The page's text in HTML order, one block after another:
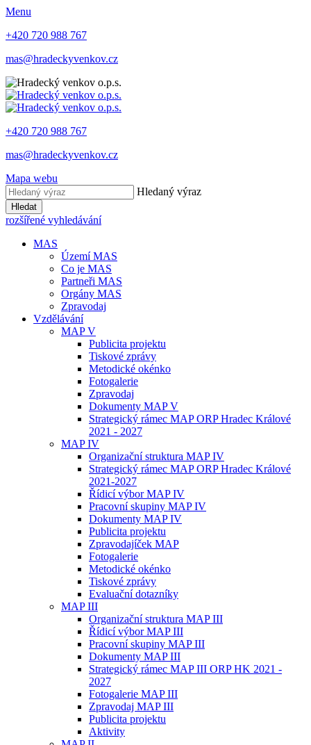
Menu
+420 720 988 767
mas@hradeckyvenkov.cz
+420 720 988 767
mas@hradeckyvenkov.cz
Mapa webu
Hledaný výraz
Hledat
rozšířené vyhledávání
MAS
Území MAS
Co je MAS
Partneři MAS
Orgány MAS
Zpravodaj
Vzdělávání
MAP V
Publicita projektu
Tiskové zprávy
Metodické okénko
Fotogalerie
Zpravodaj
Dokumenty MAP V
Strategický rámec MAP ORP Hradec Králové
2021 - 2027
MAP IV
Organizační struktura MAP IV
Strategický rámec MAP ORP Hradec Králové
2021-2027
Řídicí výbor MAP IV
Pracovní skupiny MAP IV
Dokumenty MAP IV
Publicita projektu
Zpravodajíček MAP
Fotogalerie
Metodické okénko
Tiskové zprávy
Evaluační dotazníky
MAP III
Organizační struktura MAP III
Řídicí výbor MAP III
Pracovní skupiny MAP III
Dokumenty MAP III
Strategický rámec MAP III ORP HK 2021 -
2027
Fotogalerie MAP III
Zpravodaj MAP III
Publicita projektu
Aktivity